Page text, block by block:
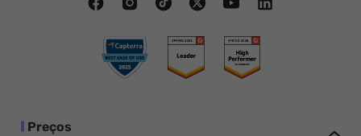
Preços